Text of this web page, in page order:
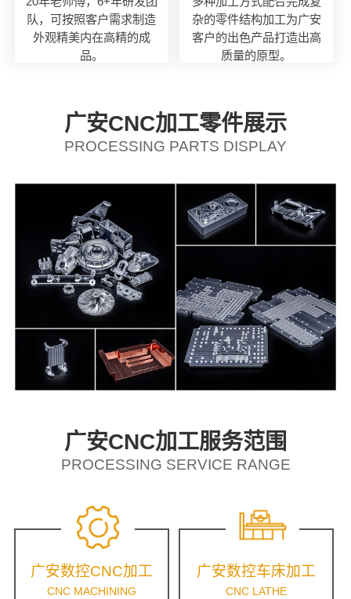
队，可按照客户需求制造
外观精美内在高精的成
品。
杂的零件结构加工为广安
客户的出色产品打造出高
质量的原型。
广安CNC加工零件展示
PROCESSING PARTS DISPLAY
广安CNC加工服务范围
PROCESSING SERVICE RANGE
广安数控CNC加工
CNC MACHINING
广安数控车床加工
CNC LATHE